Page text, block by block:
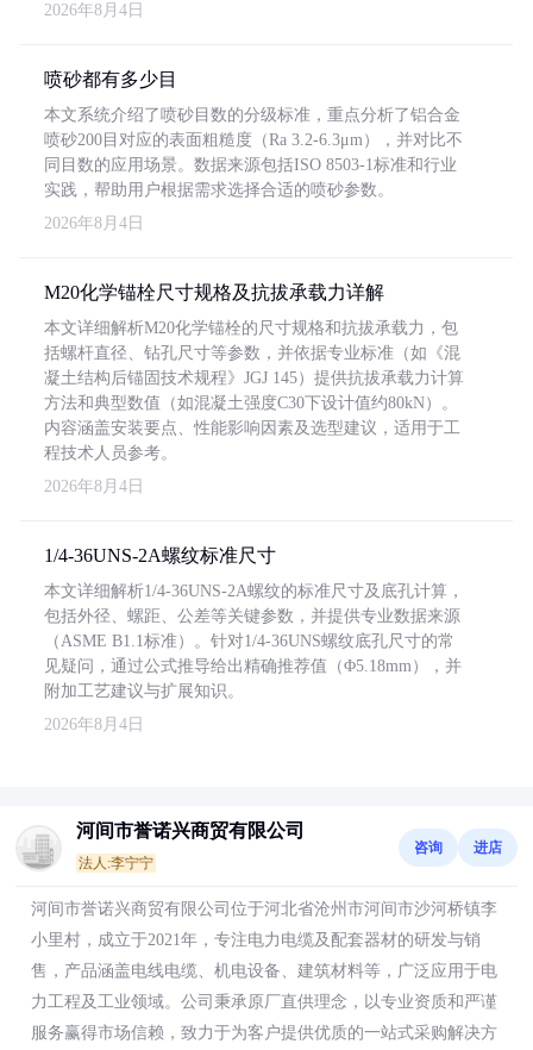
2026年8月4日
喷砂都有多少目
本文系统介绍了喷砂目数的分级标准，重点分析了铝合金
喷砂200目对应的表面粗糙度（Ra 3.2-6.3μm），并对比不
同目数的应用场景。数据来源包括ISO 8503-1标准和行业
实践，帮助用户根据需求选择合适的喷砂参数。
2026年8月4日
M20化学锚栓尺寸规格及抗拔承载力详解
本文详细解析M20化学锚栓的尺寸规格和抗拔承载力，包
括螺杆直径、钻孔尺寸等参数，并依据专业标准（如《混
凝土结构后锚固技术规程》JGJ 145）提供抗拔承载力计算
方法和典型数值（如混凝土强度C30下设计值约80kN）。
内容涵盖安装要点、性能影响因素及选型建议，适用于工
程技术人员参考。
2026年8月4日
1/4-36UNS-2A螺纹标准尺寸
本文详细解析1/4-36UNS-2A螺纹的标准尺寸及底孔计算，
包括外径、螺距、公差等关键参数，并提供专业数据来源
（ASME B1.1标准）。针对1/4-36UNS螺纹底孔尺寸的常
见疑问，通过公式推导给出精确推荐值（Φ5.18mm），并
附加工艺建议与扩展知识。
2026年8月4日
河间市誉诺兴商贸有限公司
法人:李宁宁
咨询 进店
河间市誉诺兴商贸有限公司位于河北省沧州市河间市沙河桥镇李
小里村，成立于2021年，专注电力电缆及配套器材的研发与销
售，产品涵盖电线电缆、机电设备、建筑材料等，广泛应用于电
力工程及工业领域。公司秉承原厂直供理念，以专业资质和严谨
服务赢得市场信赖，致力于为客户提供优质的一站式采购解决方